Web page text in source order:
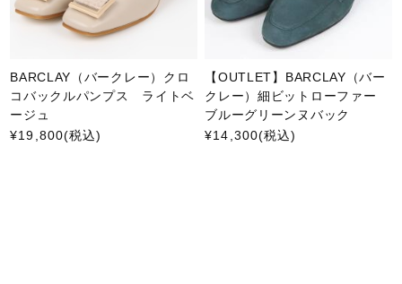
BARCLAY（バークレー）クロ
コバックルパンプス ライトベ
ージュ
¥19,800(税込)
【OUTLET】BARCLAY（バー
クレー）細ビットローファー
ブルーグリーンヌバック
¥14,300(税込)